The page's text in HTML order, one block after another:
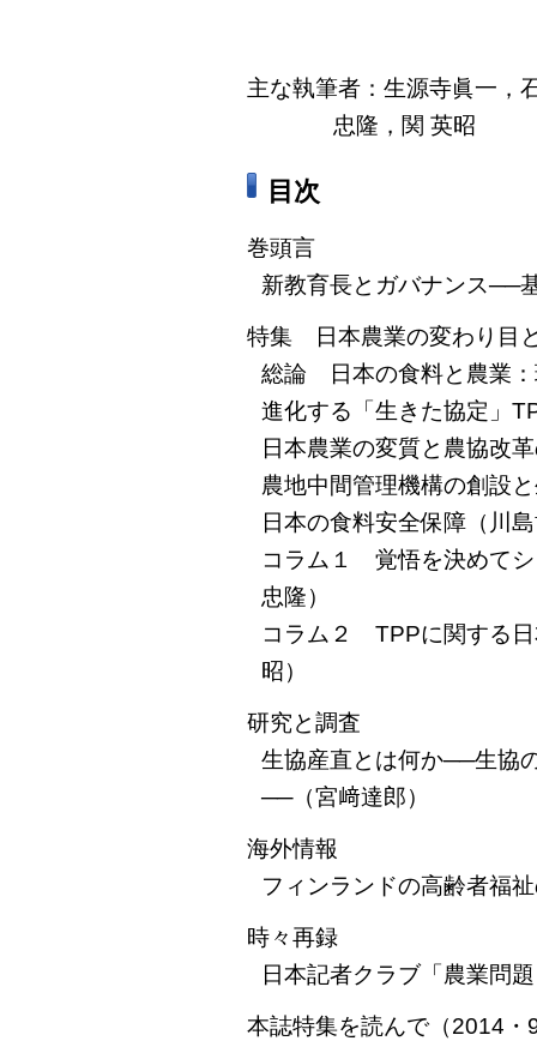
主な執筆者：生源寺眞一，
忠隆，関 英昭
目次
巻頭言
新教育長とガバナンス──
特集 日本農業の変わり目
総論 日本の食料と農業：
進化する「生きた協定」
日本農業の変質と農協改
農地中間管理機構の創設
日本の食料安全保障（川
コラム１ 覚悟を決めて
忠隆）
コラム２ TPPに関する
昭）
研究と調査
生協産直とは何か──生協
──（宮﨑達郎）
海外情報
フィンランドの高齢者福
時々再録
日本記者クラブ「農業問
本誌特集を読んで（2014・